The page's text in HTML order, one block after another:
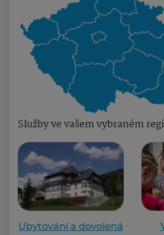
Služby ve vašem vybraném
Ubytování a dovolená